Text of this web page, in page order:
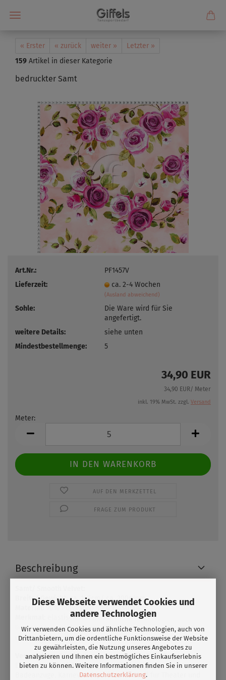
Diese Webseite verwendet Cookies und
andere Technologien
Wir verwenden Cookies und ähnliche Technologien, auch von
Drittanbietern, um die ordentliche Funktionsweise der Website
zu gewährleisten, die Nutzung unseres Angebotes zu
analysieren und Ihnen ein bestmögliches Einkaufserlebnis
bieten zu können. Weitere Informationen finden Sie in unserer
Datenschutzerklärung.
« Erster « zurück weiter »
Letzter »
159 Artikel in dieser Kategorie
bedruckter Samt
Art.Nr.:
PF1457V
Lieferzeit:
ca. 2-4 Wochen
(Ausland abweichend)
Sohle:
Die Ware wird für Sie
angefertigt.
weitere Details:
siehe unten
Mindestbestellmenge:
5
34,90 EUR
34,90 EUR/ Meter
inkl. 19% MwSt. zzgl. Versand
Meter:
AUF DEN MERKZETTEL
FRAGE ZUM PRODUKT
Beschreibung
Breite/ Gewicht: ca. 145cm/ ca. 200g/qm
Material:90% Polyester/ 10% Elasthan
: elastisch
Ein wirklich luxuriöser Druckgrund. Die Farben wirken tiefer und satter. Der
glatte Samt fühlt sich toll auf der Haut an.
Verwendung:Tanzkostüme, Kostüme für Roll- &
Eiskunstlauf,Badekleidung, Sportkleidung,
Badeanzüge, Karneval, Tops, idealer Stoff für Theater und